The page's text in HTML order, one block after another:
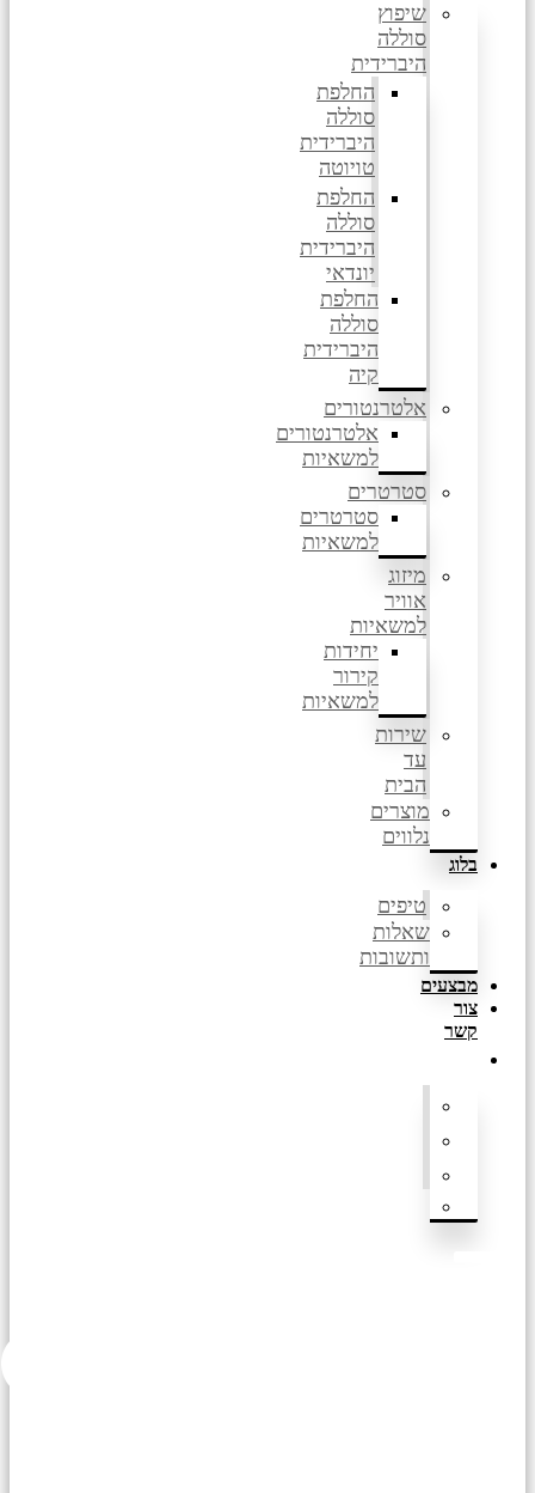
שיפוץ
סוללה
היברידית
החלפת
סוללה
היברידית
טויוטה
החלפת
סוללה
היברידית
יונדאי
החלפת
סוללה
היברידית
קיה
אלטרנטורים
אלטרנטורים
למשאיות
סטרטרים
סטרטרים
למשאיות
מיזוג
אוויר
למשאיות
יחידות
קירור
למשאיות
שירות
עד
הבית
מוצרים
נלווים
בלוג
טיפים
שאלות
ותשובות
מבצעים
צור
קשר